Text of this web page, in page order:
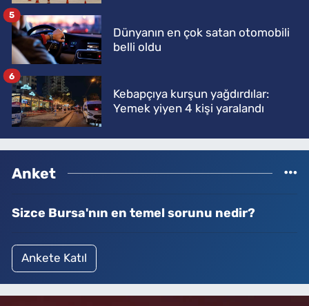
Dünyanın en çok satan otomobili
belli oldu
5
Kebapçıya kurşun yağdırdılar:
Yemek yiyen 4 kişi yaralandı
6
Anket
Sizce Bursa'nın en temel sorunu nedir?
Ankete Katıl